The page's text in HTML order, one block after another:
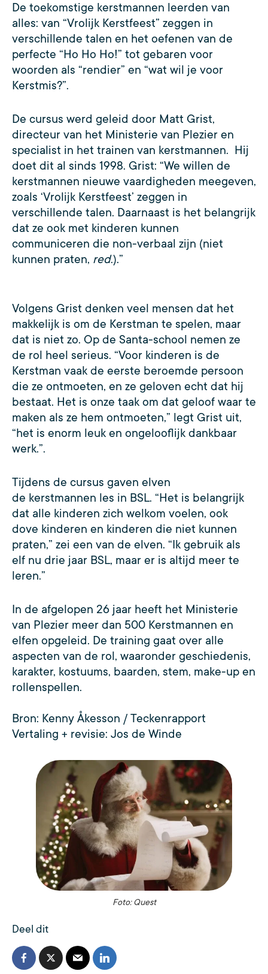
De toekomstige kerstmannen leerden van
alles: van “Vrolijk Kerstfeest” zeggen in
verschillende talen en het oefenen van de
perfecte “Ho Ho Ho!” tot gebaren voor
woorden als “rendier” en “wat wil je voor
Kerstmis?”.
De cursus werd geleid door Matt Grist,
directeur van het Ministerie van Plezier en
specialist in het trainen van kerstmannen. Hij
doet dit al sinds 1998. Grist: “We willen de
kerstmannen nieuwe vaardigheden meegeven,
zoals ‘Vrolijk Kerstfeest’ zeggen in
verschillende talen. Daarnaast is het belangrijk
dat ze ook met kinderen kunnen
communiceren die non-verbaal zijn (niet
kunnen praten, red.).”
Volgens Grist denken veel mensen dat het
makkelijk is om de Kerstman te spelen, maar
dat is niet zo. Op de Santa-school nemen ze
de rol heel serieus. “Voor kinderen is de
Kerstman vaak de eerste beroemde persoon
die ze ontmoeten, en ze geloven echt dat hij
bestaat. Het is onze taak om dat geloof waar te
maken als ze hem ontmoeten,” legt Grist uit,
“het is enorm leuk en ongelooflijk dankbaar
werk.”.
Tijdens de cursus gaven elven
de kerstmannen les in BSL. “Het is belangrijk
dat alle kinderen zich welkom voelen, ook
dove kinderen en kinderen die niet kunnen
praten,” zei een van de elven. “Ik gebruik als
elf nu drie jaar BSL, maar er is altijd meer te
leren.”
In de afgelopen 26 jaar heeft het Ministerie
van Plezier meer dan 500 Kerstmannen en
elfen opgeleid. De training gaat over alle
aspecten van de rol, waaronder geschiedenis,
karakter, kostuums, baarden, stem, make-up en
rollenspellen.
Bron: Kenny Åkesson / Teckenrapport
Vertaling + revisie: Jos de Winde
Foto: Quest
Deel dit